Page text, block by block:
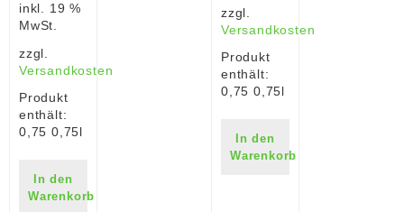
inkl. 19 %
MwSt.
zzgl.
Versandkosten
Produkt
enthält:
0,75 0,75l
In den
Warenkorb
zzgl.
Versandkosten
Produkt
enthält:
0,75 0,75l
In den
Warenkorb